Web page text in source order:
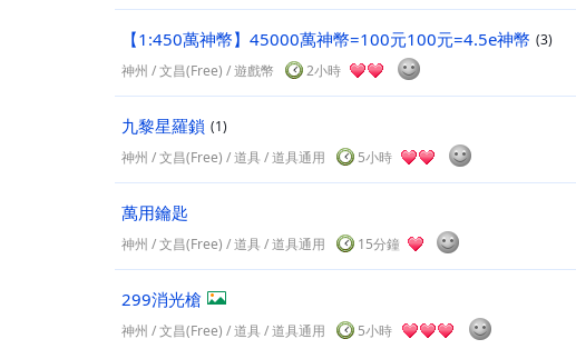
【1:450萬神幣】45000萬神幣=100元100元=4.5e神幣 (3)
神州 /文昌(Free) /遊戲幣 2小時
九黎星羅鎖 (1)
神州 /文昌(Free) /道具 / 道具通用 5小時
萬用鑰匙
神州 /文昌(Free) /道具 / 道具通用 15分鐘
299消光槍
神州 /文昌(Free) /道具 / 道具通用 5小時